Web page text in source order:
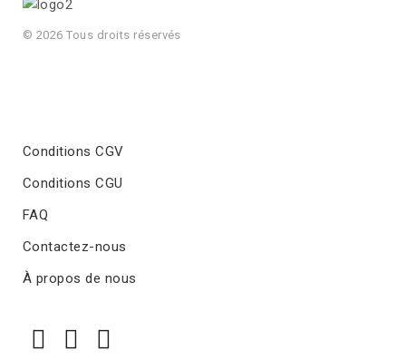
© 2026 Tous droits réservés
Conditions CGV
Conditions CGU
FAQ
Contactez-nous
À propos de nous